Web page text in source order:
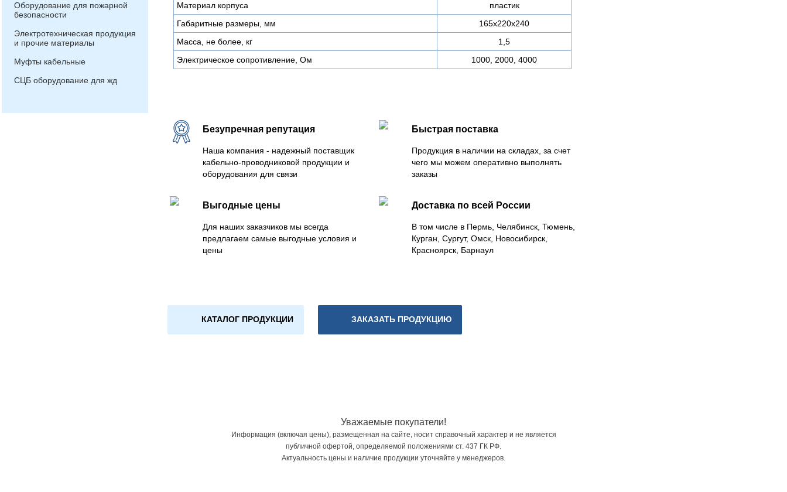
Оборудование для пожарной
безопасности
Электротехническая продукция
и прочие материалы
Муфты кабельные
СЦБ оборудование для жд
Материал корпуса
пластик
Габаритные размеры, мм
165х220х240
Масса, не более, кг
1,5
Электрическое сопротивление, Ом
1000, 2000, 4000
Безупречная репутация
Наша компания - надежный поставщик
кабельно-проводниковой продукции и
оборудования для связи
Быстрая поставка
Продукция в наличии на складах, за счет
чего мы можем оперативно выполнять
заказы
Выгодные цены
Для наших заказчиков мы всегда
предлагаем самые выгодные условия и
цены
Доставка по всей России
В том числе в Пермь, Челябинск, Тюмень,
Курган, Сургут, Омск, Новосибирск,
Красноярск, Барнаул
КАТАЛОГ ПРОДУКЦИИ ЗАКАЗАТЬ ПРОДУКЦИЮ
Уважаемые покупатели!
Информация (включая цены), размещенная на сайте, носит справочный характер и не является
публичной офертой, определяемой положениями ст. 437 ГК РФ.
Актуальность цены и наличие продукции уточняйте у менеджеров.